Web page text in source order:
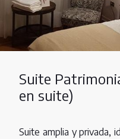
Suite
en suite)
Suite amplia y privada,